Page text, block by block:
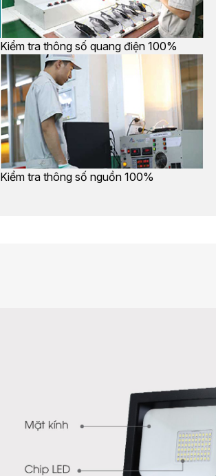
Kiểm tra thông số quang điện 100%
Kiểm tra thông số nguồn 100%